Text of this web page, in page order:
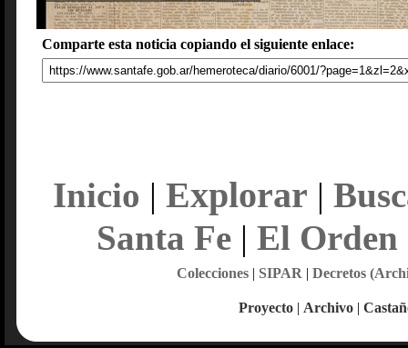
Comparte esta noticia copiando el siguiente enlace:
Inicio | Explorar |
Santa Fe| El Orden
Colecciones| SIPAR | Decretos
Proyecto | Archivo |